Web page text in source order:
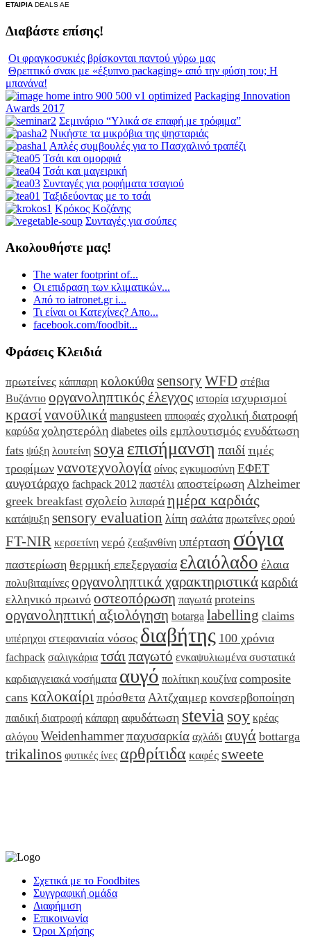
ΕΤΑΙΡΙΑ DEALS AE
Διαβάστε επίσης!
Οι φραγκοσυκιές βρίσκονται παντού γύρω μας
Θρεπτικό σνακ με «έξυπνο packaging» από την φύση του; Η
μπανάνα!
Packaging Innovation
Awards 2017
Σεμινάριο “Υλικά σε επαφή με τρόφιμα”
Νικήστε τα μικρόβια της ψησταριάς
Απλές συμβουλές για το Πασχαλινό τραπέζι
Τσάι και ομορφιά
Τσάι και μαγειρική
Συνταγές για ροφήματα τσαγιού
Ταξιδεύοντας με το τσάι
Κρόκος Κοζάνης
Συνταγές για σούπες
Ακολουθήστε μας!
The water footprint of...
Οι επιδραση των κλιματικών...
Από το iatronet.gr i...
Τι είναι οι Κατεχίνες? Απο...
facebook.com/foodbit...
Φράσεις Κλειδιά
πρωτείνες κάππαρη κολοκύθαsensoryWFD στέβια
Βυζάντιο οργανοληπτικός έλεγχος ιστορία ισχυρισμοί
κρασίνανοϋλικά mangusteen ιπποφαές σχολική διατροφή
καρύδα χοληστερόλη diabetes oils εμπλουτισμός ενυδάτωση
fats ψύξη λουτείνη soyaεπισήμανση παιδί τιμές
τροφίμων νανοτεχνολογία οίνος εγκυμοσύνη ΕΦΕΤ
αυγοτάραχο fachpack 2012 παστέλι αποστείρωση Alzheimer
greek breakfast σχολείο λιπαρά ημέρα καρδιάς
κατάψυξη sensory evaluation λίπη σαλάτα πρωτεΐνες ορού
FT-NIR κερσετίνη νερό ζεαξανθίνη υπέρταση σόγια
παστερίωση θερμική επεξεργασία ελαιόλαδο έλαια
πολυβιταμίνες οργανοληπτικά χαρακτηριστικάκαρδιά
ελληνικό πρωινό οστεοπόρωση παγωτά proteins
οργανοληπτική αξιολόγηση botarga labelling claims
υπέρηχοι στεφανιαία νόσος διαβήτης 100 χρόνια
fachpack σαλιγκάρια τσάι παγωτό ενκαψυλιωμένα συστατικά
καρδιαγγειακά νοσήματα αυγό πολίτικη κουζίνα composite
cans καλοκαίρι πρόσθετα Αλτζχαιμερ κονσερβοποίηση
παιδική διατροφή κάπαρη αφυδάτωση stevia soy κρέας
αλόγου Weidenhammerπαχυσαρκία αχλάδι αυγά bottarga
trikalinos φυτικές ίνες αρθρίτιδα καφές sweete
Σχετικά με το Foodbites
Συγγραφική ομάδα
Διαφήμιση
Επικοινωνία
Όροι Χρήσης